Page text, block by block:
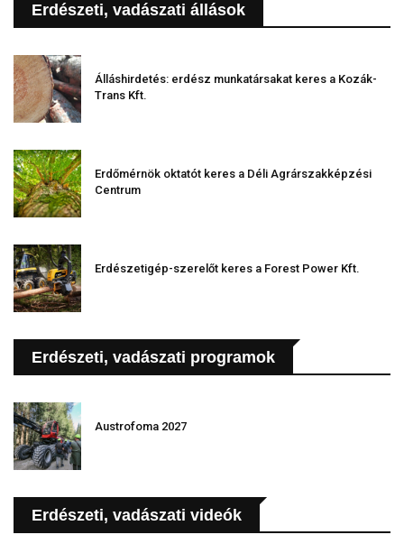
Erdészeti, vadászati állások
Álláshirdetés: erdész munkatársakat keres a Kozák-
Trans Kft.
Erdőmérnök oktatót keres a Déli Agrárszakképzési
Centrum
Erdészetigép-szerelőt keres a Forest Power Kft.
Erdészeti, vadászati programok
Austrofoma 2027
Erdészeti, vadászati videók